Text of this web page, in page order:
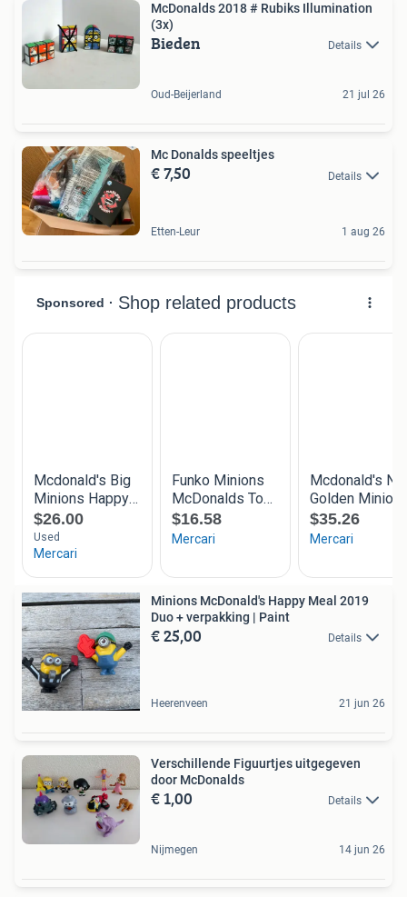
McDonalds 2018 # Rubiks Illumination
(3x)
Bieden Details
Oud-Beijerland 21 jul 26
Mc Donalds speeltjes
€ 7,50 Details
Etten-Leur 1 aug 26
Minions McDonald's Happy Meal 2019
Duo + verpakking | Paint
€ 25,00 Details
Heerenveen 21 jun 26
Verschillende Figuurtjes uitgegeven
door McDonalds
€ 1,00 Details
Nijmegen 14 jun 26